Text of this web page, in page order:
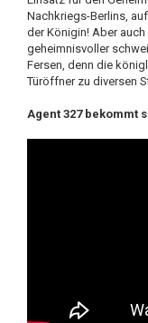
Nachkriegs-Berlins,
der Königin! Aber
geheimnisvoller
Fersen, denn die
Türöffner zu diversen
Agent 327 bekommt